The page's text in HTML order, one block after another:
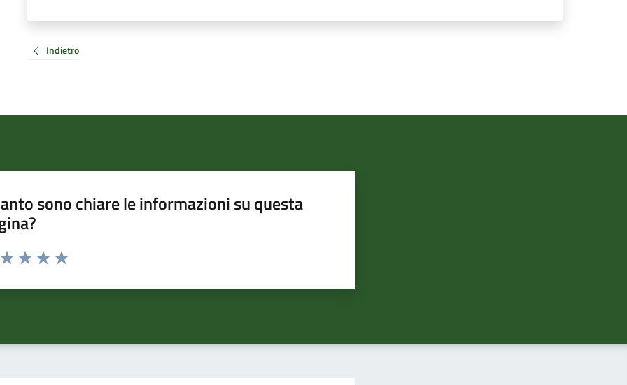
Indietro
sono chiare le informazioni su questa
da 1 a 5 stelle la pagina